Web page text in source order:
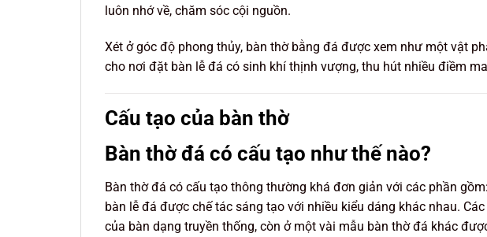
luôn nhớ về, chăm sóc cội nguồn.
Xét ở góc độ phong thủy, bàn thờ bằng đá được xem như một vật
cho nơi đặt bàn lễ đá có sinh khí thịnh vượng, thu hút nhiều điềm
Cấu tạo của bàn thờ
Bàn thờ đá có cấu tạo như thế nào?
Bàn thờ đá có cấu tạo thông thường khá đơn giản với các phần
bàn lễ đá được chế tác sáng tạo với nhiều kiểu dáng khác nhau.
của bàn dạng truyền thống, còn ở một vài mẫu bàn thờ đá khác